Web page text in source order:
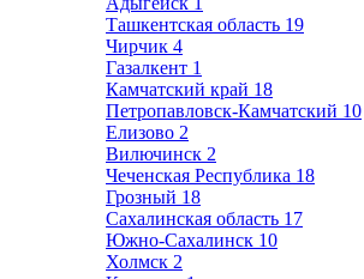
Ташкентская область 19
Чирчик 4
Газалкент 1
Камчатский край 18
Петропавловск-Камчатский 10
Елизово 2
Вилючинск 2
Чеченская Республика 18
Грозный 18
Сахалинская область 17
Южно-Сахалинск 10
Холмск 2